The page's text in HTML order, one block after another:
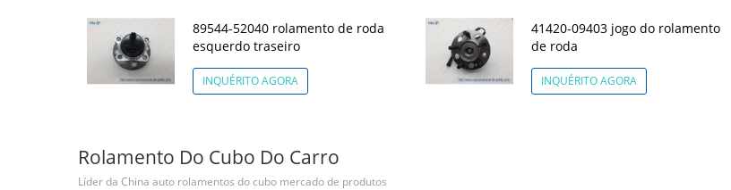
89544-52040 rolamento de roda
esquerdo traseiro
INQUÉRITO AGORA
41420-09403 jogo do rolamento
de roda
INQUÉRITO AGORA
Rolamento Do Cubo Do Carro
Líder da China auto rolamentos do cubo mercado de produtos